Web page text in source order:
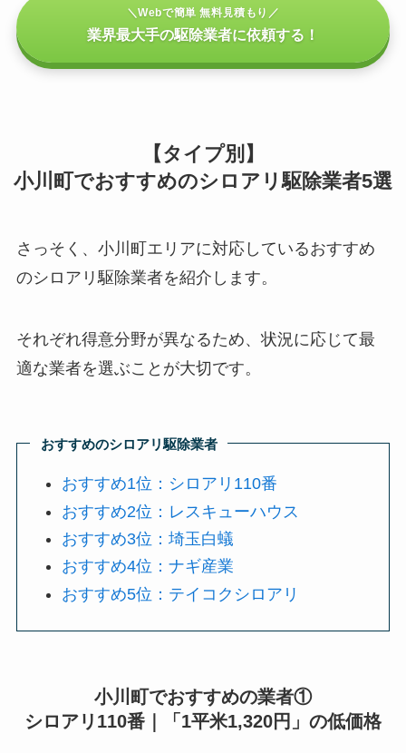
＼Webで簡単 無料見積もり／
業界最大手の駆除業者に依頼する！
【タイプ別】
小川町でおすすめのシロアリ駆除業者5選
さっそく、小川町エリアに対応しているおすすめ
のシロアリ駆除業者を紹介します。
それぞれ得意分野が異なるため、状況に応じて最
適な業者を選ぶことが大切です。
おすすめのシロアリ駆除業者
おすすめ1位：シロアリ110番
おすすめ2位：レスキューハウス
おすすめ3位：埼玉白蟻
おすすめ4位：ナギ産業
おすすめ5位：テイコクシロアリ
小川町でおすすめの業者①
シロアリ110番｜「1平米1,320円」の低価格